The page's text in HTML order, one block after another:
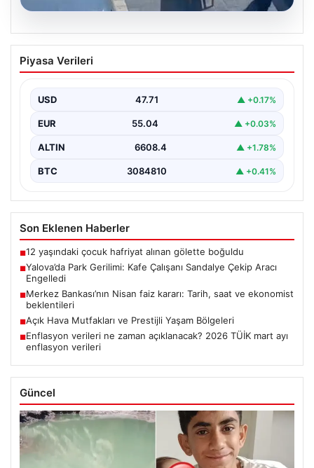
05.08.2026
Yalova’da Park Gerilimi: Kafe Çalışanı
Sandalye Çekip Aracı Engelledi
meydana gelen ilginç bir olay, sosyal medyada geniş…
Piyasa Verileri
USD 47.71 ▲ +0.17%
EUR 55.04 ▲ +0.03%
ALTIN 6608.4 ▲ +1.78%
BTC 3084810 ▲ +0.41%
Son Eklenen Haberler
■12 yaşındaki çocuk hafriyat alınan gölette boğuldu
■Yalova’da Park Gerilimi: Kafe Çalışanı Sandalye Çekip Aracı
Engelledi
■Merkez Bankası’nın Nisan faiz kararı: Tarih, saat ve ekonomist
beklentileri
■Açık Hava Mutfakları ve Prestijli Yaşam Bölgeleri
■Enflasyon verileri ne zaman açıklanacak? 2026 TÜİK mart ayı
enflasyon verileri
Güncel